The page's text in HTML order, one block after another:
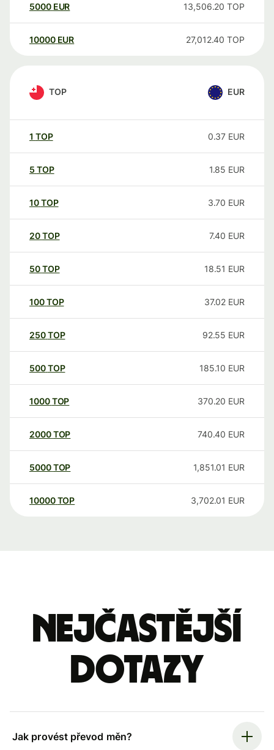
5000 EUR 13,506.20 TOP
10000 EUR 27,012.40 TOP
TOP EUR
1 TOP 0.37 EUR
5 TOP 1.85 EUR
10TOP 3.70 EUR
20TOP 7.40 EUR
50TOP 18.51 EUR
100TOP 37.02 EUR
250TOP 92.55 EUR
500TOP 185.10 EUR
1000TOP 370.20 EUR
2000TOP 740.40 EUR
5000TOP 1,851.01 EUR
10000 TOP 3,702.01 EUR
Nejčastější
dotazy
Jak provést převod měn?